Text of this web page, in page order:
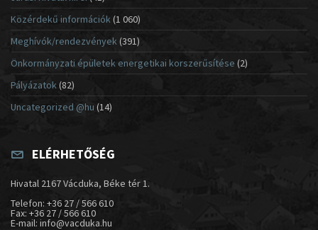
Közérdekű információk(1 060)
Meghívók/rendezvények (391)
Önkormányzati épületek energetikai korszerűsítése (2)
Pályázatok (82)
Uncategorized @hu (14)
ELÉRHETŐSÉG
Hivatal 2167 Vácduka, Béke tér 1.
Telefon: +36 27 / 566 610
Fax: +36 27 / 566 610
E-mail: info@vacduka.hu